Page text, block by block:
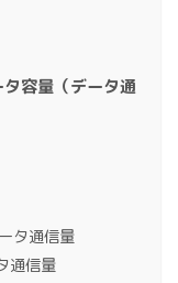
タ容量（データ通
タ通信量
通信量